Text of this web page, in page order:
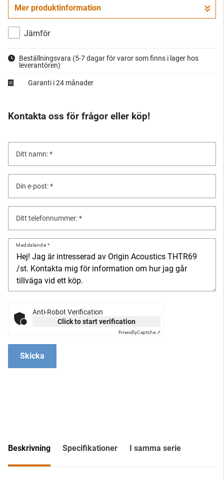
Mer produktinformation
Jämför
Beställningsvara (5-7 dagar för varor som finns i lager hos
leverantören)
Garanti i 24 månader
Kontakta oss för frågor eller köp!
Ditt namn:
Din e-post:
Ditt telefonnummer:
Meddelande
Anti-Robot Verification
Click to start verification
FriendlyCaptcha ⇗
Skicka
Beskrivning Specifikationer I samma serie